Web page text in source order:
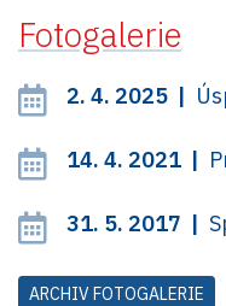
Fotogalerie
2. 4. 2025 |
14. 4. 2021 |
31. 5. 2017 |
ARCHIV FOTOGALERIE